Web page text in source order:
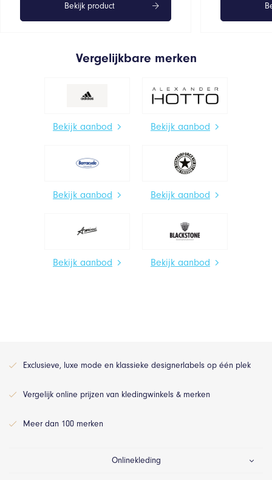
Bekijk product
Vergelijkbare merken
Bekijk aanbod Bekijk aanbod
Bekijk aanbod Bekijk aanbod
Bekijk aanbod Bekijk aanbod
Exclusieve, luxe mode en klassieke designerlabels op één plek
Vergelijk online prijzen van kledingwinkels & merken
Meer dan 100 merken
Onlinekleding